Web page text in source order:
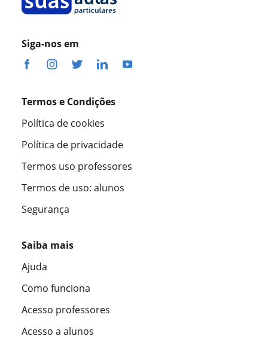
Siga-nos em
Termos e Condições
Política de cookies
Política de privacidade
Termos uso professores
Termos de uso: alunos
Segurança
Saiba mais
Ajuda
Como funciona
Acesso professores
Acesso a alunos